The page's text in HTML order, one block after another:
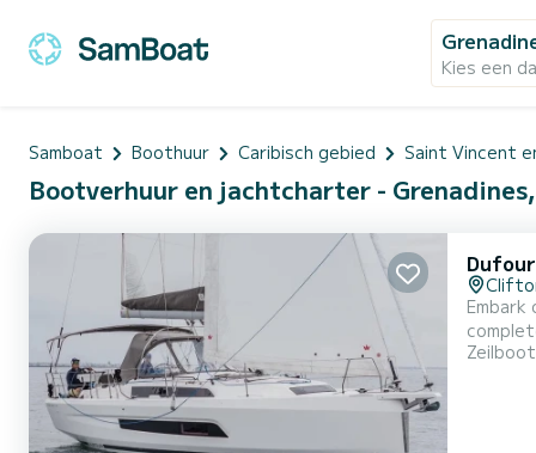
Kies een
Samboat Boothuur Caribisch gebied Saint Vincent
Bootverhuur en jachtcharter -
complete comfort
length
Zeilboot